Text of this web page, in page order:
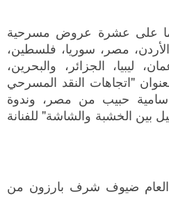
على عشرة عروض مسرحية
مصر، سوريا، فلسطين،
ليبيا، الجزائر، والبحرين،
"اتجاهات النقد المسرحي
سامية حبيب من مصر، وندوة
بين الخشبة والشاشة" للفنانة
ضيوف شرف بارزون من